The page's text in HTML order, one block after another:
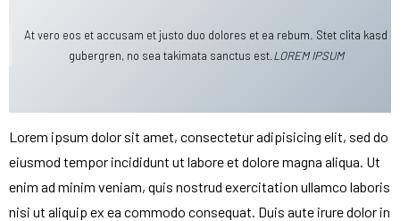
At vero eos et accusam et justo duo dolores et ea rebum. Stet clita kasd
gubergren, no sea takimata sanctus est. LOREM IPSUM
Lorem ipsum dolor sit amet, consectetur adipisicing elit, sed do
eiusmod tempor incididunt ut labore et dolore magna aliqua. Ut
enim ad minim veniam, quis nostrud exercitation ullamco laboris
nisi ut aliquip ex ea commodo consequat. Duis aute irure dolor in